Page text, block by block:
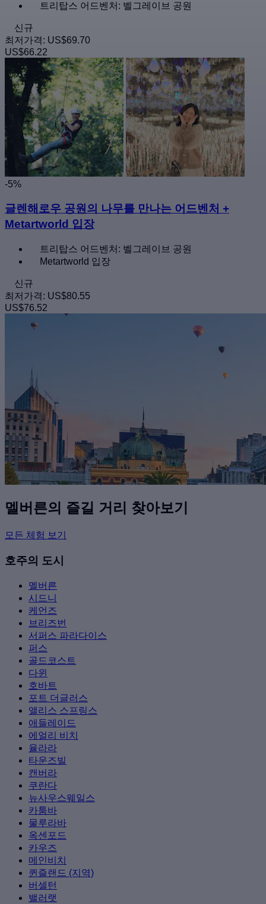
트리탑스 어드벤처: 벨그레이브 공원
신규
최저가격: US$69.70
US$66.22
-5%
글렌해로우 공원의 나무를 만나는 어드벤처 +
Metartworld 입장
트리탑스 어드벤처: 벨그레이브 공원
Metartworld 입장
신규
최저가격: US$80.55
US$76.52
멜버른의 즐길 거리 찾아보기
모든 체험 보기
호주의 도시
멜버른
시드니
케언즈
브리즈번
서퍼스 파라다이스
퍼스
골드코스트
다윈
호바트
포트 더글러스
앨리스 스프링스
애들레이드
에얼리 비치
율라라
타운즈빌
캔버라
쿠란다
뉴사우스웨일스
카툼바
물루라바
옥센포드
카우즈
메인비치
퀸즐랜드 (지역)
버셀턴
밸러랫